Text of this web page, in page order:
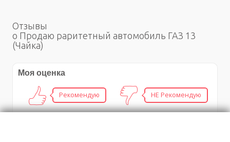
Отзывы
о Продаю раритетный автомобиль ГАЗ 13
(Чайка)
Моя оценка
Рекомендую НЕ Рекомендую